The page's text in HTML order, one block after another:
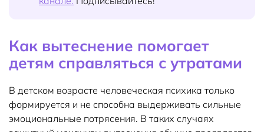
Как вытеснение помогает
детям справляться с утратами
В детском возрасте человеческая психика только
формируется и не способна выдерживать сильные
эмоциональные потрясения. В таких случаях